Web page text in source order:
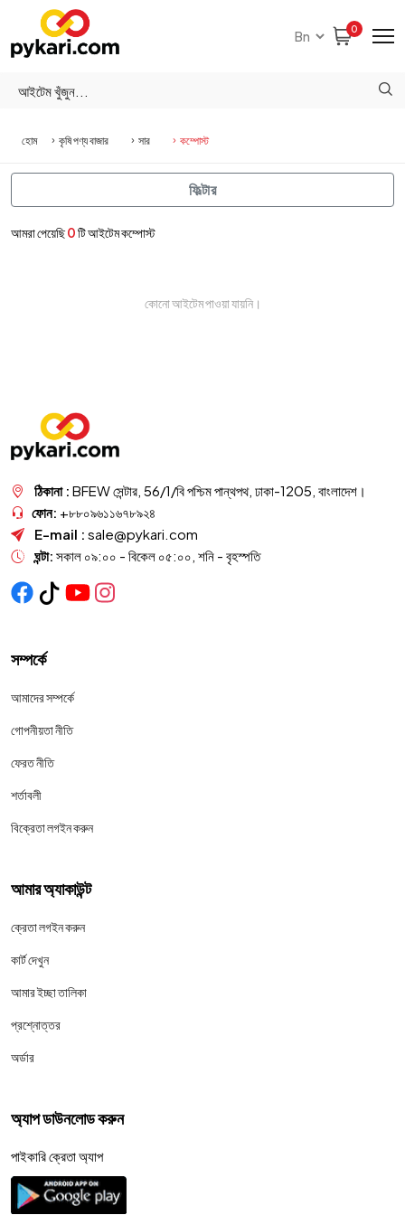
0
হোম কৃষি পণ্য বাজার সার কম্পোস্ট
আমরা পেয়েছি0টি আইটেম কম্পোস্ট
কোনো আইটেম পাওয়া যায়নি।
ফিল্টার
ঠিকানা : BFEW সেন্টার, 56/1/বি পশ্চিম পান্থপথ, ঢাকা-1205, বাংলাদেশ।
ফোন: +৮৮০৯৬১১৬৭৮৯২৪
E-mail : sale@pykari.com
ঘন্টা: সকাল ০৯:০০ - বিকেল ০৫:০০, শনি - বৃহস্পতি
সম্পর্কে
আমাদের সম্পর্কে
গোপনীয়তা নীতি
ফেরত নীতি
শর্তাবলী
বিক্রেতা লগইন করুন
আমার অ্যাকাউন্ট
ক্রেতা লগইন করুন
কার্ট দেখুন
আমার ইচ্ছা তালিকা
প্রশ্নোত্তর
অর্ডার
অ্যাপ ডাউনলোড করুন
পাইকারি ক্রেতা অ্যাপ